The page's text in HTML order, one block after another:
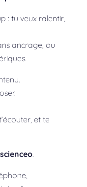
: tu veux ralentir,
ancrage, ou
et te
.